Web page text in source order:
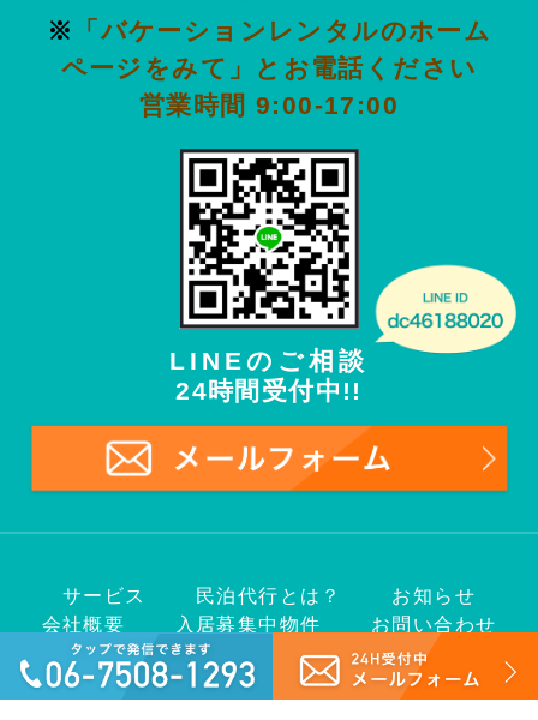
※
「バケーションレンタルのホーム
ページをみて」とお電話ください
営業時間 9:00-17:00
LINEのご相談
24時間受付中!!
サービス 民泊代行とは？
お知らせ
会社概要
入居募集中物件 お問い合わせ
Copyright© 2018 VACATION RENTAL Co., Ltd.